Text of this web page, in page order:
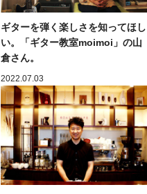
ギターを弾く楽しさを知ってほし
い。「ギター教室moimoi」の山
倉さん。
2022.07.03